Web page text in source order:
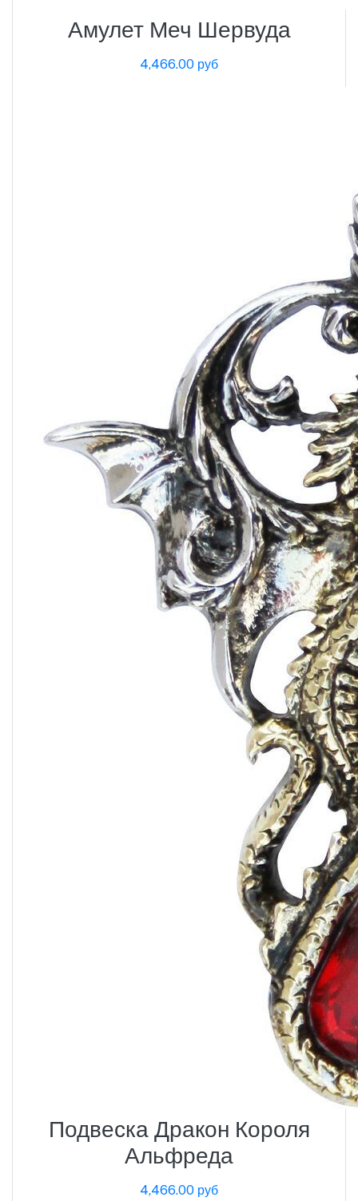
Амулет Меч Шервуда
4,466.00 руб
Подвеска Дракон Короля
Альфреда
4,466.00 руб